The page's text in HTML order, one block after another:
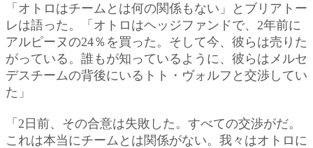
「オトロはチームとは何の関係もない」とブリアトー
レは語った。「オトロはヘッジファンドで、2年前に
アルピーヌの24％を買った。そして今、彼らは売りた
がっている。誰もが知っているように、彼らはメルセ
デスチームの背後にいるトト・ヴォルフと交渉してい
た」
「2日前、その合意は失敗した。すべての交渉がだ。
これは本当にチームとは関係がない。我々はオトロに